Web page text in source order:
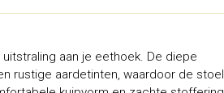
aan je eethoek. De diepe
rustige aardetinten, waardoor de stoel